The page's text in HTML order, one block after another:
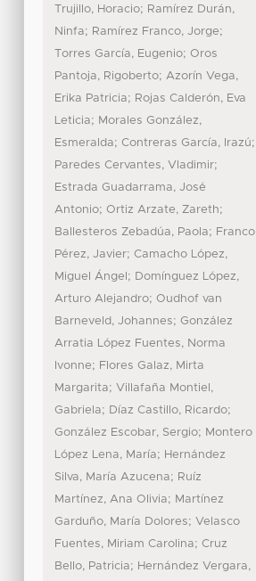
Trujillo, Horacio; Ramírez Durán,
Ninfa; Ramírez Franco, Jorge;
Torres García, Eugenio; Oros
Pantoja, Rigoberto; Azorín Vega,
Erika Patricia; Rojas Calderón, Eva
Leticia; Morales González,
Esmeralda; Contreras García, Irazú;
Paredes Cervantes, Vladimir;
Estrada Guadarrama, José
Antonio; Ortiz Arzate, Zareth;
Ballesteros Zebadúa, Paola; Franco
Pérez, Javier; Camacho López,
Miguel Ángel ; Domínguez López,
Arturo Alejandro; Oudhof van
Barneveld, Johannes; González
Arratia López Fuentes, Norma
Ivonne; Flores Galaz, Mirta
Margarita; Villafaña Montiel,
Gabriela; Díaz Castillo, Ricardo;
González Escobar, Sergio; Montero
López Lena, María; Hernández
Silva, María Azucena; Ruíz
Martínez, Ana Olivia; Martínez
Garduño, María Dolores; Velasco
Fuentes, Miriam Carolina; Cruz
Bello, Patricia; Hernández Vergara,